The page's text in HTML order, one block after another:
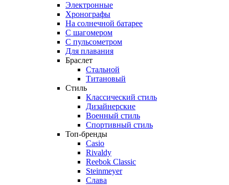
Электронные
Хронографы
На солнечной батарее
С шагомером
С пульсометром
Для плавания
Браслет
Стальной
Титановый
Стиль
Классический стиль
Дизайнерские
Военный стиль
Спортивный стиль
Топ-бренды
Casio
Rivaldy
Reebok Classic
Steinmeyer
Слава